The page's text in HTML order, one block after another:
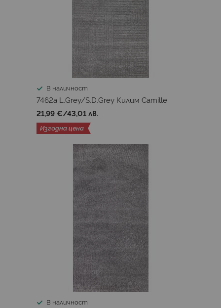
В наличност
7462a L.Grey/S.D.Grey Килим Camille
21,99 €/43,01 лв.
Изгодна цена
В наличност